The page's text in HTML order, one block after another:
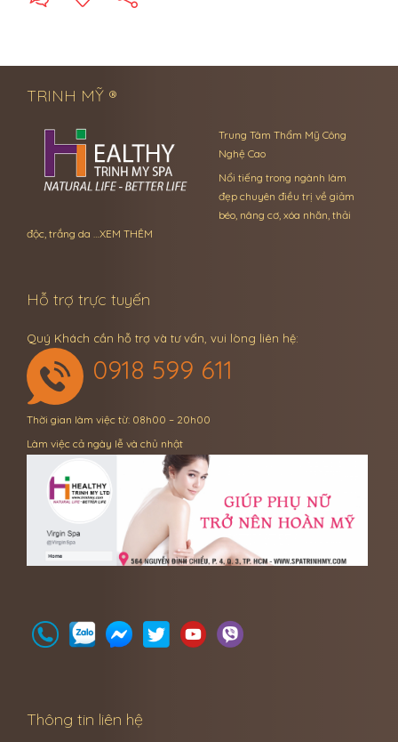
TRINH MỸ ®
Trung Tâm Thẩm Mỹ Công
Nghệ Cao
Nổi tiếng trong ngành làm
đẹp chuyên điều trị về giảm
béo, nâng cơ, xóa nhăn, thải
độc, trắng da …XEM THÊM
Hỗ trợ trực tuyến
Quý Khách cần hỗ trợ và tư vấn, vui lòng liên hệ:
0918 599 611
Thời gian làm việc từ: 08h00 – 20h00
Làm việc cả ngày lễ và chủ nhật
Thông tin liên hệ